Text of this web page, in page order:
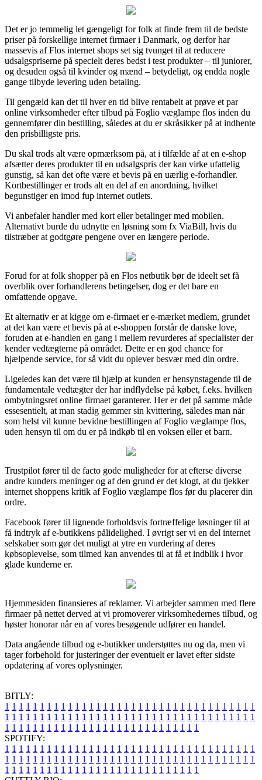
Det er jo temmelig let gængeligt for folk at finde frem til de bedste
priser på forskellige internet firmaer i Danmark, og derfor har
massevis af Flos internet shops set sig tvunget til at reducere
udsalgspriserne på specielt deres bedst i test produkter – til juniorer,
og desuden også til kvinder og mænd – betydeligt, og endda nogle
gange tilbyde levering uden betaling.
Til gengæld kan det til hver en tid blive rentabelt at prøve et par
online virksomheder efter tilbud på Foglio væglampe flos inden du
gennemfører din bestilling, således at du er skråsikker på at indhente
den prisbilligste pris.
Du skal trods alt være opmærksom på, at i tilfælde af at en e-shop
afsætter deres produkter til en udsalgspris der kan virke ufattelig
gunstig, så kan det ofte være et bevis på en uærlig e-forhandler.
Kortbestillinger er trods alt en del af en anordning, hvilket
begunstiger en imod fup internet outlets.
Vi anbefaler handler med kort eller betalinger med mobilen.
Alternativt burde du udnytte en løsning som fx ViaBill, hvis du
tilstræber at godtgøre pengene over en længere periode.
Forud for at folk shopper på en Flos netbutik bør de ideelt set få
overblik over forhandlerens betingelser, dog er det bare en
omfattende opgave.
Et alternativ er at kigge om e-firmaet er e-mærket medlem, grundet
at det kan være et bevis på at e-shoppen forstår de danske love,
foruden at e-handlen en gang i mellem revurderes af specialister der
kender vedtægterne på området. Dette er en god chance for
hjælpende service, for så vidt du oplever besvær med din ordre.
Ligeledes kan det være til hjælp at kunden er hensynstagende til de
fundamentale vedtægter der har indflydelse på købet, f.eks. hvilken
ombytningsret online firmaet garanterer. Her er det på samme måde
essesentielt, at man stadig gemmer sin kvittering, således man når
som helst vil kunne bevidne bestillingen af Foglio væglampe flos,
uden hensyn til om du er på indkøb til en voksen eller et barn.
Trustpilot fører til de facto gode muligheder for at efterse diverse
andre kunders meninger og af den grund er det klogt, at du tjekker
internet shoppens kritik af Foglio væglampe flos før du placerer din
ordre.
Facebook fører til lignende forholdsvis fortræffelige løsninger til at
få indtryk af e-butikkens pålidelighed. I øvrigt ser vi en del internet
selskaber som gør det muligt at ytre en vurdering af deres
købsoplevelse, som tilmed kan anvendes til at få et indblik i hvor
glade kunderne er.
Hjemmesiden finansieres af reklamer. Vi arbejder sammen med flere
firmaer på nettet derved at vi promoverer virksomhedernes tilbud, og
høster honorar når en af vores besøgende udfører en handel.
Data angående tilbud og e-butikker understøttes nu og da, men vi
tager forbehold for justeringer der eventuelt er lavet efter sidste
opdatering af vores oplysninger.
BITLY:
1 1 1 1 1 1 1 1 1 1 1 1 1 1 1 1 1 1 1 1 1 1 1 1 1 1 1 1 1 1 1 1 1 1 1 1
1 1 1 1 1 1 1 1 1 1 1 1 1 1 1 1 1 1 1 1 1 1 1 1 1 1 1 1 1 1 1 1 1 1 1 1
1 1 1 1 1 1 1 1 1 1 1 1 1 1 1 1 1 1 1 1 1 1 1 1 1 1 1 1
SPOTIFY:
1 1 1 1 1 1 1 1 1 1 1 1 1 1 1 1 1 1 1 1 1 1 1 1 1 1 1 1 1 1 1 1 1 1 1 1
1 1 1 1 1 1 1 1 1 1 1 1 1 1 1 1 1 1 1 1 1 1 1 1 1 1 1 1 1 1 1 1 1 1 1 1
1 1 1 1 1 1 1 1 1 1 1 1 1 1 1 1 1 1 1 1 1 1 1 1 1 1 1 1